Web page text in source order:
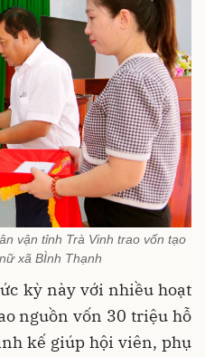
vận tỉnh Trà Vinh trao vốn tạo
xã BÌnh Thạnh
kỳ này với nhiều hoạt
nguồn vốn 30 triệu hỗ
kế giúp hội viên, phụ